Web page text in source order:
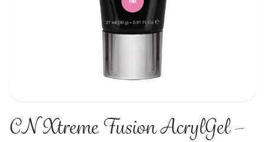
CN Xtreme Fusion AcrylGel –